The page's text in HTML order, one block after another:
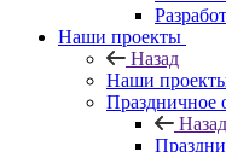
Наши проекты
Назад
Наши
Праздничное
Назад